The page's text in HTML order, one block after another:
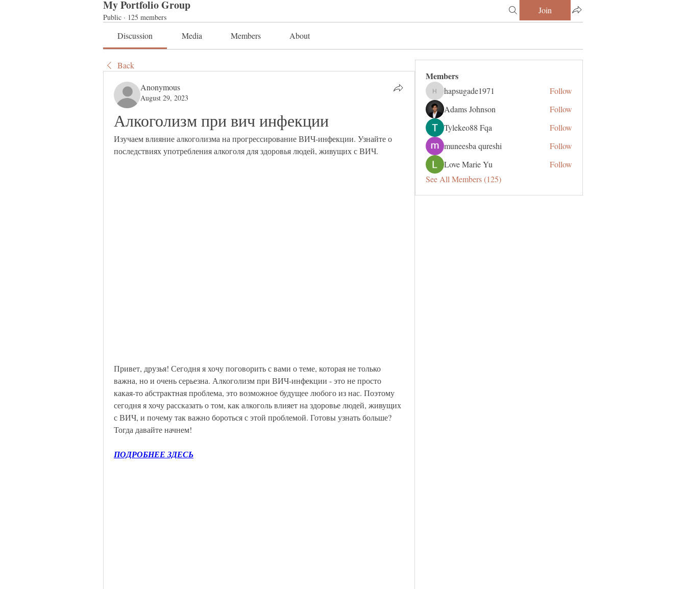
My Portfolio Group
Public · 125 members
Join
Discussion Media Members About
Back
Anonymous
August 29, 2023
Алкоголизм при вич инфекции
Изучаем влияние алкоголизма на прогрессирование ВИЧ-инфекции. Узнайте о
последствиях употребления алкоголя для здоровья людей, живущих с ВИЧ.
Привет, друзья! Сегодня я хочу поговорить с вами о теме, которая не только
важна, но и очень серьезна. Алкоголизм при ВИЧ-инфекции - это не просто
какая-то абстрактная проблема, это возможное будущее любого из нас. Поэтому
сегодня я хочу рассказать о том, как алкоголь влияет на здоровье людей, живущих
с ВИЧ, и почему так важно бороться с этой проблемой. Готовы узнать больше?
Тогда давайте начнем!
ПОДРОБНЕЕ ЗДЕСЬ
Members
hapsugade1971
hapsugade1971
Follow
Adams Johnson
Follow
Tylekeo88 Fqa
Follow
muneesba qureshi
Follow
Love Marie Yu
Follow
See All Members (125)